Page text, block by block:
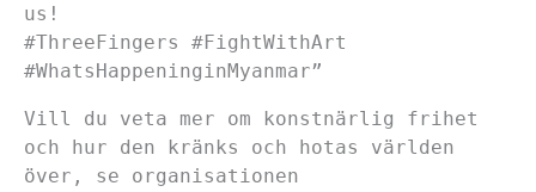
us!
#ThreeFingers #FightWithArt
#WhatsHappeninginMyanmar”
Vill du veta mer om konstnärlig frihet
och hur den kränks och hotas världen
över, se organisationen